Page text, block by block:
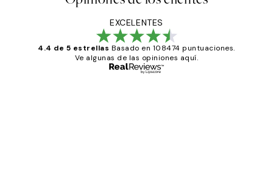
EXCELENTES
4.4 de 5 estrellas Basado en 108474 puntuaciones.
Ve algunas de las opiniones aquí.